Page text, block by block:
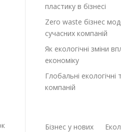
пластику в бізнесі
Zero waste бізнес
сучасних компаній
Як екологічні зміни
економіку
Глобальні екологічні
компаній
Бізнес у нових